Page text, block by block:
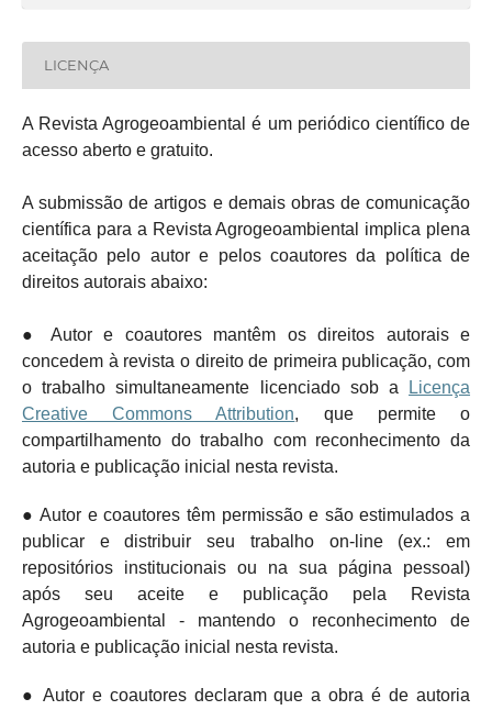
LICENÇA
A Revista Agrogeoambiental é um periódico científico de
acesso aberto e gratuito.
A submissão de artigos e demais obras de comunicação
científica para a Revista Agrogeoambiental implica plena
aceitação pelo autor e pelos coautores da política de
direitos autorais abaixo:
● Autor e coautores mantêm os direitos autorais e
concedem à revista o direito de primeira publicação, com
o trabalho simultaneamente licenciado sob a
Licença
Creative Commons Attribution, que permite o
compartilhamento do trabalho com reconhecimento da
autoria e publicação inicial nesta revista.
● Autor e coautores têm permissão e são estimulados a
publicar e distribuir seu trabalho on-line (ex.: em
repositórios institucionais ou na sua página pessoal)
após seu aceite e publicação pela Revista
Agrogeoambiental - mantendo o reconhecimento de
autoria e publicação inicial nesta revista.
● Autor e coautores declaram que a obra é de autoria